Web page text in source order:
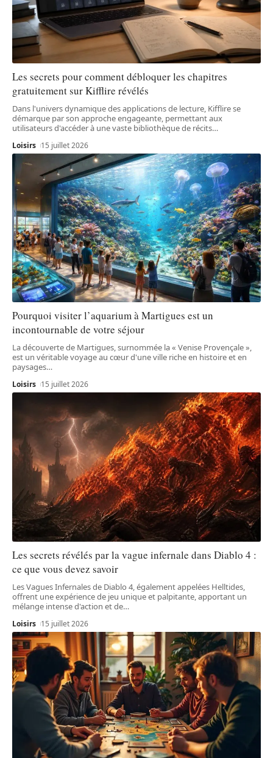
Les secrets pour comment débloquer les chapitres
gratuitement sur Kifflire révélés
Dans l'univers dynamique des applications de lecture, Kifflire se
démarque par son approche engageante, permettant aux
utilisateurs d'accéder à une vaste bibliothèque de récits…
Loisirs 15 juillet 2026
Pourquoi visiter l’aquarium à Martigues est un
incontournable de votre séjour
La découverte de Martigues, surnommée la « Venise Provençale »,
est un véritable voyage au cœur d'une ville riche en histoire et en
paysages…
Loisirs 15 juillet 2026
Les secrets révélés par la vague infernale dans Diablo 4 :
ce que vous devez savoir
Les Vagues Infernales de Diablo 4, également appelées Helltides,
offrent une expérience de jeu unique et palpitante, apportant un
mélange intense d'action et de…
Loisirs 15 juillet 2026